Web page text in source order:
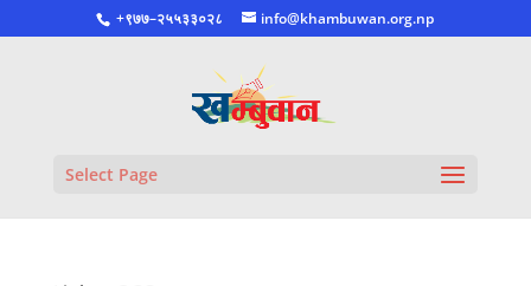
+९७७–२५५३३०२८ info@khambuwan.org.np
Select Page